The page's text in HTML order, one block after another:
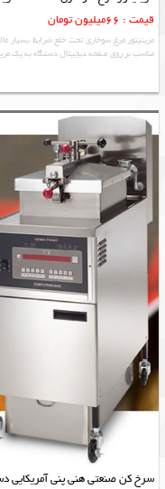
قیمت : 66میلیون تومان
مرینیتور مرغ سوخاری تحت خلع شرایط بسیار
مناسب بر روی صفحه دیجیتال دستگاه به یک
سرخ کن صنعتی هنی پنی آمریکایی